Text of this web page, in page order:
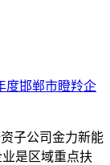
度邯郸市瞪羚企
子公司金力新能
是区域重点扶